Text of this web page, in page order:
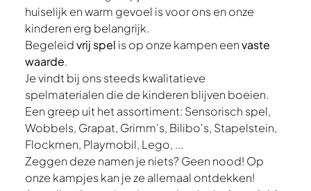
huiselijk en warm gevoel is voor ons en onze
kinderen erg belangrijk.
Begeleidvrij spel is op onze kampen eenvaste
waarde.
Je vindt bij ons steeds kwalitatieve
spelmaterialen die de kinderen blijven boeien.
Een greep uit het assortiment: Sensorisch spel,
Wobbels, Grapat, Grimm's, Bilibo's, Stapelstein,
Flockmen, Playmobil, Lego, ...
Zeggen deze namen je niets? Geen nood! Op
onze kampjes kan je ze allemaal ontdekken!